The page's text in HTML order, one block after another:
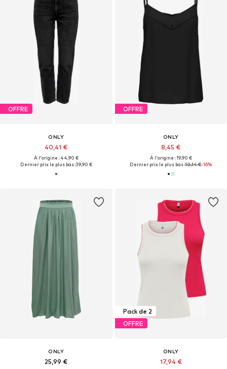
OFFRE
ONLY
40,41 €
À l'origine : 44,90 €
Dernier prix le plus bas :39,90 €
OFFRE
ONLY
8,45 €
À l'origine : 19,90 €
Dernier prix le plus bas :10,14 €-16%
ONLY
25,99 €
Pack de 2
OFFRE
ONLY
17,94 €